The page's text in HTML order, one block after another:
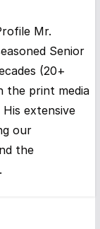
Mr.
Senior
(20+
the print media
extensive
our
the